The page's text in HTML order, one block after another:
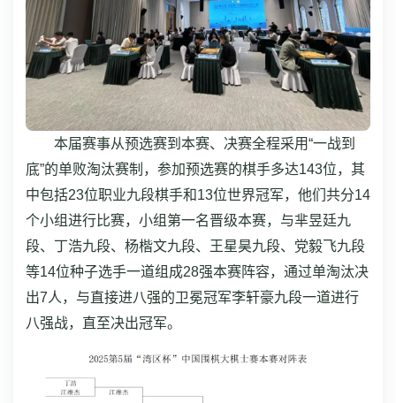
本届赛事从预选赛到本赛、决赛全程采用“一战到
底”的单败淘汰赛制，参加预选赛的棋手多达143位，其
中包括23位职业九段棋手和13位世界冠军，他们共分14
个小组进行比赛，小组第一名晋级本赛，与芈昱廷九
段、丁浩九段、杨楷文九段、王星昊九段、党毅飞九段
等14位种子选手一道组成28强本赛阵容，通过单淘汰决
出7人，与直接进八强的卫冕冠军李轩豪九段一道进行
八强战，直至决出冠军。